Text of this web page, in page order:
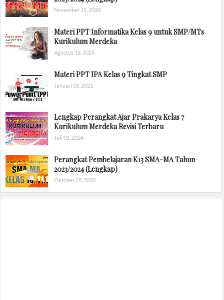
November 15, 2020
Materi PPT Informatika Kelas 9 untuk SMP/MTs
Kurikulum Merdeka
Agustus 18, 2025
Materi PPT IPA Kelas 9 Tingkat SMP
Januari 18, 2021
Lengkap Perangkat Ajar Prakarya Kelas 7
Kurikulum Merdeka Revisi Terbaru
Juli 01, 2024
Perangkat Pembelajaran K13 SMA-MA Tahun
2023/2024 (Lengkap)
Oktober 28, 2020